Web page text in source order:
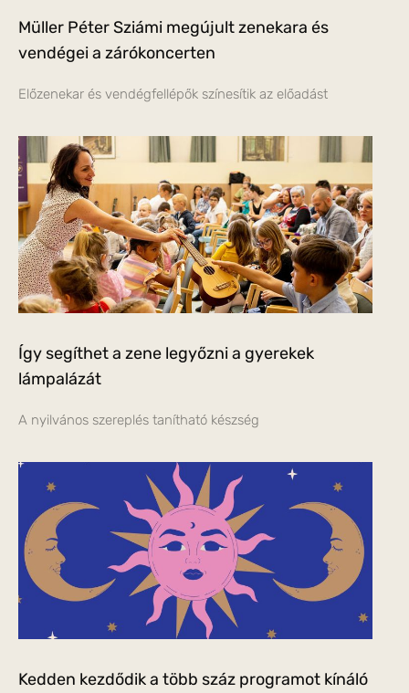
Müller Péter Sziámi megújult zenekara és
vendégei a zárókoncerten
Előzenekar és vendégfellépők színesítik az előadást
Így segíthet a zene legyőzni a gyerekek
lámpalázát
A nyilvános szereplés tanítható készség
Kedden kezdődik a több száz programot kínáló